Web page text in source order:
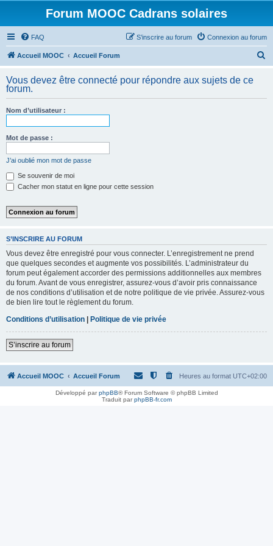
Forum MOOC Cadrans solaires
FAQ Connexion au forum
S’inscrire au forum
Accueil MOOC Accueil Forum
h
Vous devez être connecté pour répondre aux sujets de ce
forum.
Nom d’utilisateur :
Mot de passe :
J’ai oublié mon mot de passe
Se souvenir de moi
Cacher mon statut en ligne pour cette session
S’INSCRIRE AU FORUM
Vous devez être enregistré pour vous connecter. L’enregistrement ne prend
que quelques secondes et augmente vos possibilités. L’administrateur du
forum peut également accorder des permissions additionnelles aux membres
du forum. Avant de vous enregistrer, assurez-vous d’avoir pris connaissance
de nos conditions d’utilisation et de notre politique de vie privée. Assurez-vous
de bien lire tout le règlement du forum.
Conditions d’utilisation | Politique de vie privée
S’inscrire au forum
Accueil MOOC Accueil Forum Heures au format UTC+02:00
Développé parphpBB® Forum Software © phpBB Limited
Traduit parphpBB-fr.com